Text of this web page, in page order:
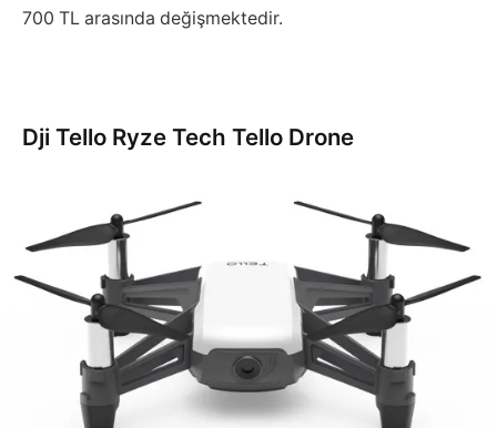
700 TL arasında değişmektedir.
Dji Tello Ryze Tech Tello Drone